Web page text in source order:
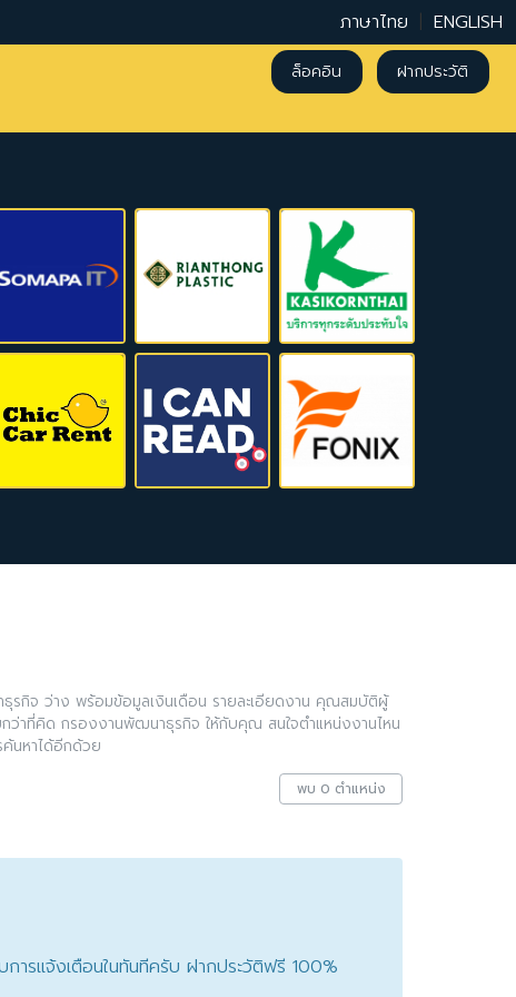
ภาษาไทย ENGLISH
ล็อคอิน ฝากประวัติ
กิจ ว่าง พร้อมข้อมูลเงินเดือน รายละเอียดงาน คุณสมบัติผู้
าที่คิด กรองงานพัฒนาธุรกิจ ให้กับคุณ สนใจตำแหน่งงานไหน
นหาได้อีกด้วย
พบ 0 ตำแหน่ง
ารแจ้งเตือนในทันทีครับ ฝากประวัติฟรี 100%